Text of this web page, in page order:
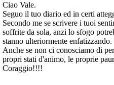
Ciao Vale.
Seguo il tuo diario ed in certi
Secondo me se scrivere i tuoi
soffrite da sola, anzi lo sfogo
stanno ulteriormente enfatizzando.
Anche se non ci conosciamo di
propri stati d'animo, le proprie
Coraggio!!!!